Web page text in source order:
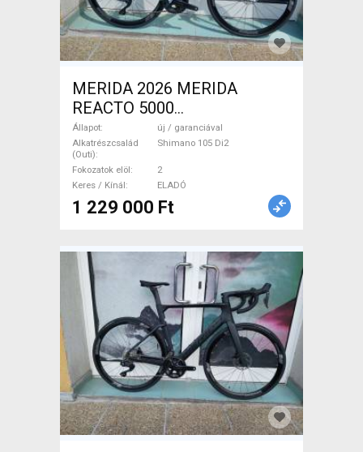
MERIDA 2026 MERIDA
REACTO 5000
GYÖNGYFEHÉR (FEKETE)
(S,M) Országúti Shimano 105
Di2 tárcsafék új / garanciával
ELADÓ
Állapot
új / garanciával
Alkatrészcsalád
(Outi)
Shimano 105 Di2
Fokozatok elöl
2
Keres / Kínál
ELADÓ
1 229 000 Ft